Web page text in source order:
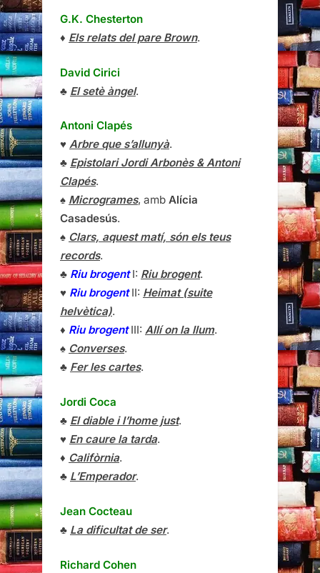
G.K. Chesterton
♦ Els relats del pare Brown.
David Cirici
♣ El setè àngel.
Antoni Clapés
♥ Arbre que s’allunyà.
♣ Epistolari Jordi Arbonès & Antoni
Clapés.
♠ Microgrames, amb Alícia
Casadesús.
♠ Clars, aquest matí, són els teus
records.
♣ Riu brogentI: Riu brogent.
♥ Riu brogentII: Heimat (suite
helvètica).
♦ Riu brogentIII: Allí on la llum.
♠ Converses.
♣ Fer les cartes.
Jordi Coca
♣ El diable i l’home just.
♥ En caure la tarda.
♦ Califòrnia.
♣ L’Emperador.
Jean Cocteau
♣ La dificultat de ser.
Richard Cohen